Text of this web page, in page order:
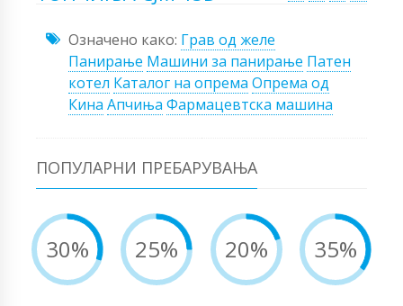
Означено како: Грав од желе
Панирање Машини за панирање Патен
котел Каталог на опрема Опрема од
Кина Апчиња Фармацевтска машина
ПОПУЛАРНИ ПРЕБАРУВАЊА
30% 25% 20% 35%